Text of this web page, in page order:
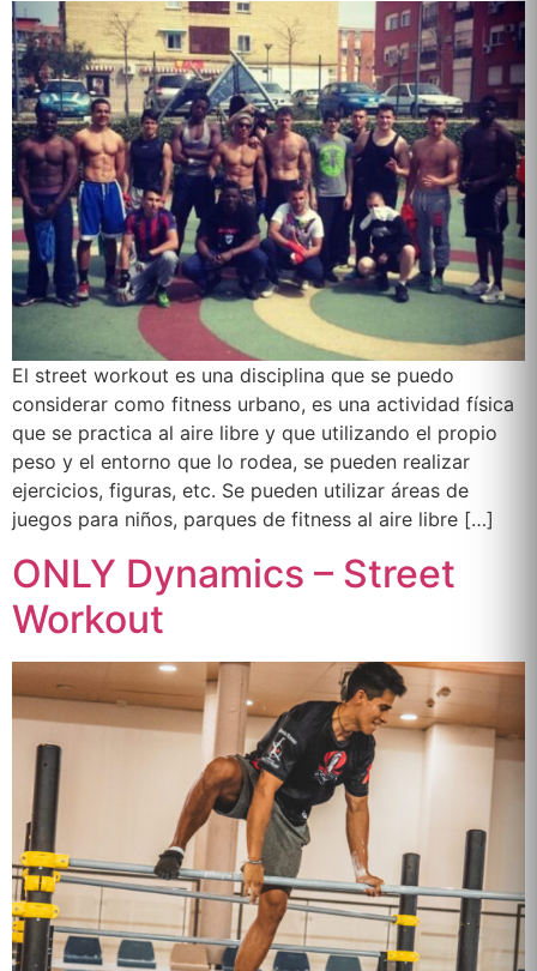
El street workout es una disciplina que se puedo
considerar como fitness urbano, es una actividad física
que se practica al aire libre y que utilizando el propio
peso y el entorno que lo rodea, se pueden realizar
ejercicios, figuras, etc. Se pueden utilizar áreas de
juegos para niños, parques de fitness al aire libre […]
ONLY Dynamics – Street
Workout